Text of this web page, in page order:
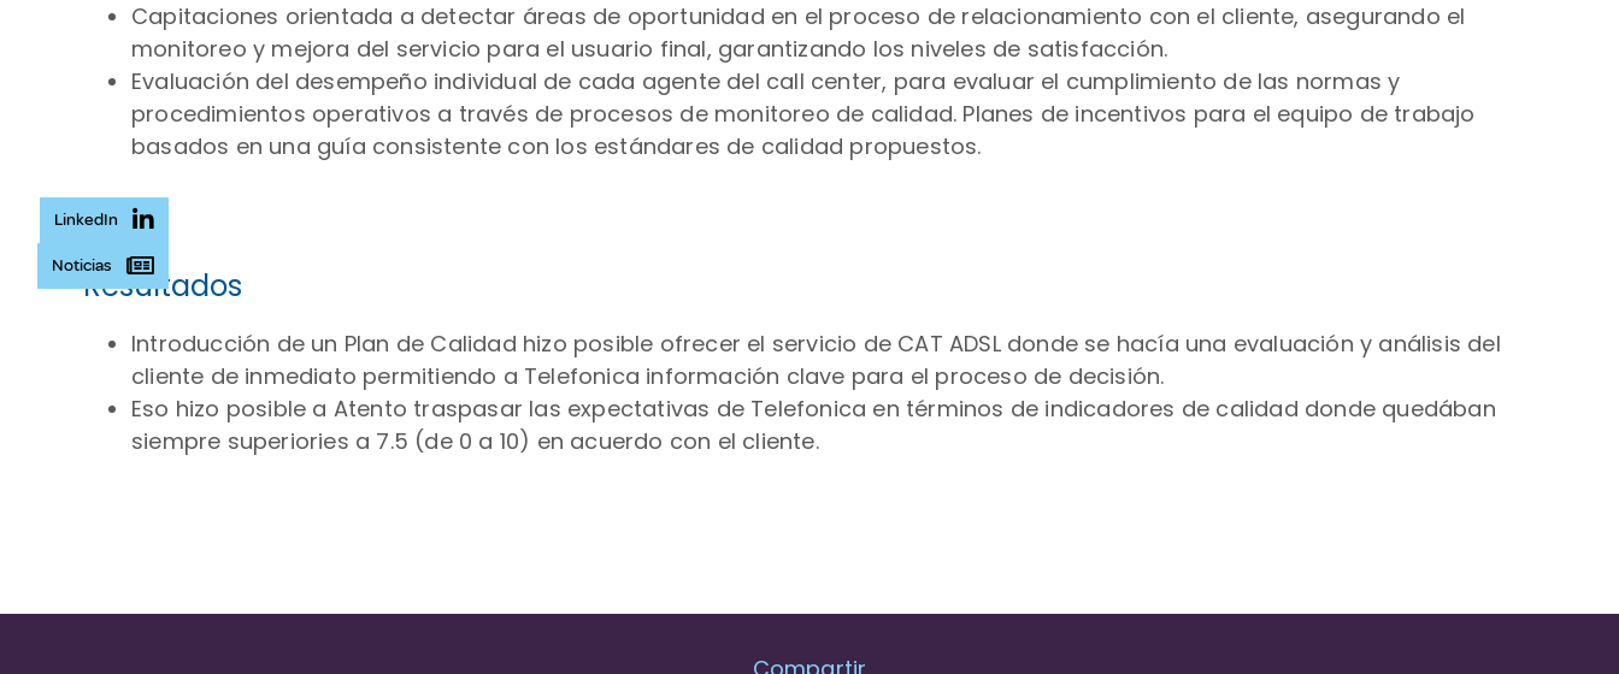
Capitaciones orientada a detectar áreas de oportunidad en el proceso de relacionamiento con el cliente, asegurando el
monitoreo y mejora del servicio para el usuario final, garantizando los niveles de satisfacción.
Evaluación del desempeño individual de cada agente del call center, para evaluar el cumplimiento de las normas y
procedimientos operativos a través de procesos de monitoreo de calidad. Planes de incentivos para el equipo de trabajo
basados en una guía consistente con los estándares de calidad propuestos.
Resultados
Introducción de un Plan de Calidad hizo posible ofrecer el servicio de CAT ADSL donde se hacía una evaluación y análisis del
cliente de inmediato permitiendo a Telefonica información clave para el proceso de decisión.
Eso hizo posible a Atento traspasar las expectativas de Telefonica en términos de indicadores de calidad donde quedában
siempre superiories a 7.5 (de 0 a 10) en acuerdo con el cliente.
LinkedIn
Noticias